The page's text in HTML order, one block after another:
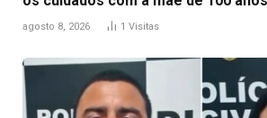
agosto 8, 2026 1 Visitas